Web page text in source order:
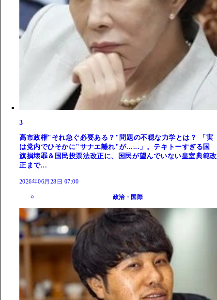
3
高市政権"それ急ぐ必要ある？"問題の不穏な力学とは？ 「実
は党内でひそかに"サナエ離れ"が......」。テキトーすぎる国
旗損壊罪＆国民投票法改正に、国民が望んでいない皇室典範改
正まで...
2026年06月28日 07:00
政治・国際